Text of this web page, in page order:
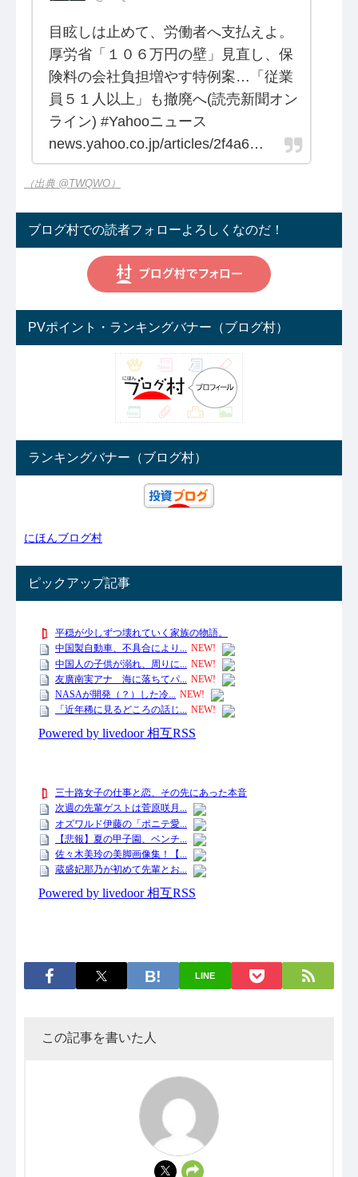
目眩しは止めて、労働者へ支払えよ。
厚労省「１０６万円の壁」見直し、保
険料の会社負担増やす特例案…「従業
員５１人以上」も撤廃へ(読売新聞オン
ライン) #Yahooニュース
news.yahoo.co.jp/articles/2f4a6…
（出典 @TWQWO）
ブログ村での読者フォローよろしくなのだ！
PVポイント・ランキングバナー（ブログ村）
ランキングバナー（ブログ村）
にほんブログ村
ピックアップ記事
LINE
この記事を書いた人